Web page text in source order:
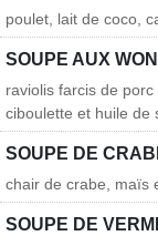
poulet, lait de coco,
SOUPE AUX
raviolis farcis de
ciboulette et huile de
SOUPE DE
chair de crabe, maïs
SOUPE DE